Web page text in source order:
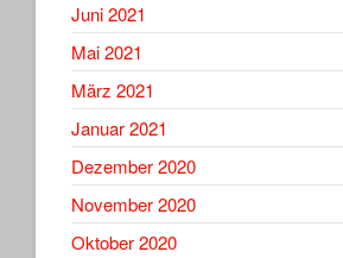
Juni 2021
Mai 2021
März 2021
Januar 2021
Dezember 2020
November 2020
Oktober 2020